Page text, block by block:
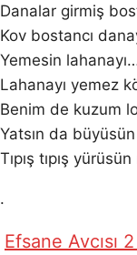
Danalar girmiş
Kov bostancı
Yemesin
Lahanayı yemez
Benim de kuzum
Yatsın da
Tıpış tıpış
.
Efsane Avcısı